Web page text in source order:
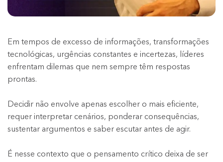
Em tempos de excesso de informações, transformações
tecnológicas, urgências constantes e incertezas, líderes
enfrentam dilemas que nem sempre têm respostas
prontas.
Decidir não envolve apenas escolher o mais eficiente,
requer interpretar cenários, ponderar consequências,
sustentar argumentos e saber escutar antes de agir.
É nesse contexto que o pensamento crítico deixa de ser